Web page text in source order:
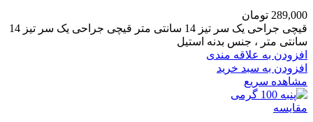
289,000 تومان
قیچی جراحی یک سر تیز 14 سانتی متر قیچی جراحی یک سر تیز 14
سانتی متر ، جنس بدنه استیل
افزودن به علاقه مندی
افزودن به سبد خرید
مشاهده سریع
مقایسه